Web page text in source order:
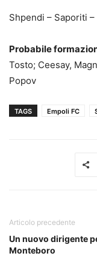
Shpendi – Saporiti
Probabile
Tosto; Ceesay,
Popov
TAGS Empoli FC
Articolo precedente
Un nuovo dirigente
Monteboro